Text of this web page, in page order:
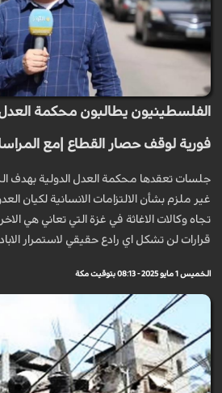
الفلسطينيون يطالبون محكمة العدل
فورية لوقف حصار القطاع |مع
جلسات تعقدها محكمة العدل الدولية بهدف
غير ملزم بشأن الالتزامات الانسانية لكيان
تجاه وكالات الاغاثة في غزة التي تعاني هي
قرارات لن تشكل اي رادع حقيقي لاستمرار
الخميس 1 مايو 2025 - 08:13 بتوقيت مكة